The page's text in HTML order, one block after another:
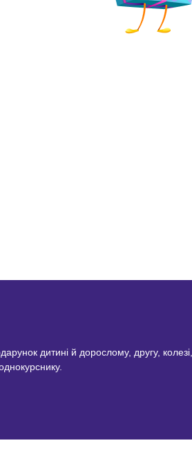
дитині й дорослому, другу, колезі,